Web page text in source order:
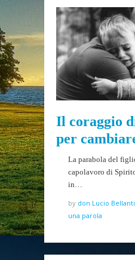
Il coraggio
per
La parabola del
capolavoro di
in…
by don Lucio
una parola